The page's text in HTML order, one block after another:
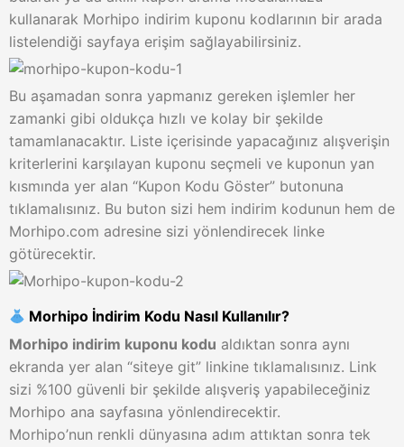
kullanarak Morhipo indirim kuponu kodlarının bir arada
listelendiği sayfaya erişim sağlayabilirsiniz.
Bu aşamadan sonra yapmanız gereken işlemler her
zamanki gibi oldukça hızlı ve kolay bir şekilde
tamamlanacaktır. Liste içerisinde yapacağınız alışverişin
kriterlerini karşılayan kuponu seçmeli ve kuponun yan
kısmında yer alan “Kupon Kodu Göster” butonuna
tıklamalısınız. Bu buton sizi hem indirim kodunun hem de
Morhipo.com adresine sizi yönlendirecek linke
götürecektir.
Morhipo İndirim Kodu Nasıl Kullanılır?
Morhipo indirim kuponu kodu aldıktan sonra aynı
ekranda yer alan “siteye git” linkine tıklamalısınız. Link
sizi %100 güvenli bir şekilde alışveriş yapabileceğiniz
Morhipo ana sayfasına yönlendirecektir.
Morhipo’nun renkli dünyasına adım attıktan sonra tek